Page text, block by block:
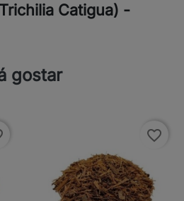
Catigua) -
gostar
favorite_border